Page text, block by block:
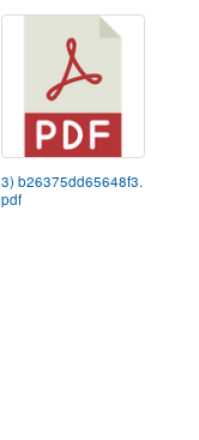
3) b26375dd65648f3.
pdf